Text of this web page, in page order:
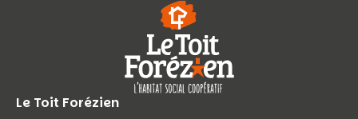
Le Toit Forézien